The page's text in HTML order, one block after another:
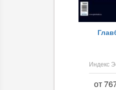
Индекс
от